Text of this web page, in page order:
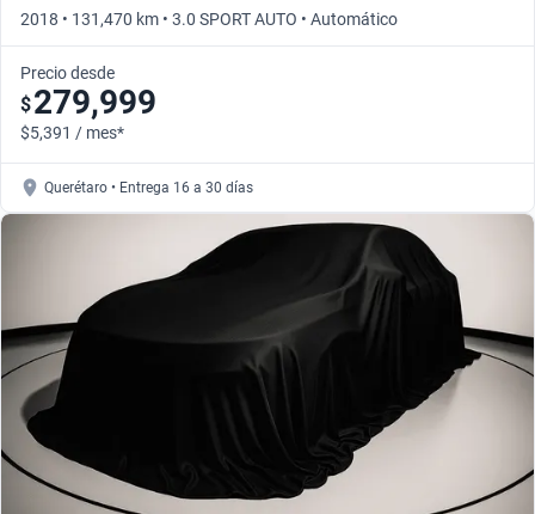
2018 • 131,470 km • 3.0 SPORT AUTO • Automático
Precio desde
$279,999
$5,391 / mes*
Querétaro • Entrega 16 a 30 días